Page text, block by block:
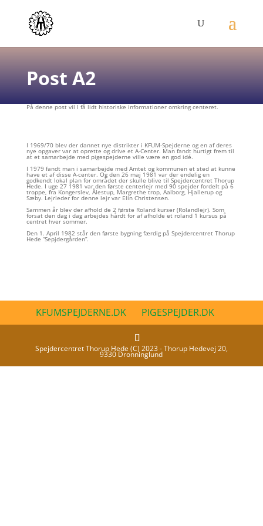
Post A2
På denne post vil I få lidt historiske informationer omkring centeret.
I 1969/70 blev der dannet nye distrikter i KFUM-Spejderne og en af deres
nye opgaver var at oprette og drive et A-Center. Man fandt hurtigt frem til
at et samarbejde med pigespejderne ville være en god idé.
I 1979 fandt man i samarbejde med Amtet og kommunen et sted at kunne
have et af disse A-center. Og den 26 maj 1981 var der endelig en
godkendt lokal plan for området der skulle blive til Spejdercentret Thorup
Hede. I uge 27 1981 var den første centerlejr med 90 spejder fordelt på 6
troppe, fra Kongerslev, Ålestup, Margrethe trop, Aalborg, Hjallerup og
Sæby. Lejrleder for denne lejr var Elin Christensen.
Sammen år blev der afhold de 2 første Roland kurser (Rolandlejr). Som
forsat den dag i dag arbejdes hårdt for af afholde et roland 1 kursus på
centret hver sommer.
Den 1. April 1982 står den første bygning færdig på Spejdercentret Thorup
Hede “Sepjdergården”.
KFUMSPEJDERNE.DK PIGESPEJDER.DK
Spejdercentret Thorup Hede (C) 2023 - Thorup Hedevej 20,
9330 Dronninglund